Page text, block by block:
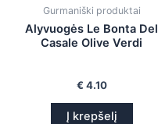
Gurmaniški produktai
Alyvuogės Le Bonta Del
Casale Olive Verdi
€ 4.10
Į krepšelį